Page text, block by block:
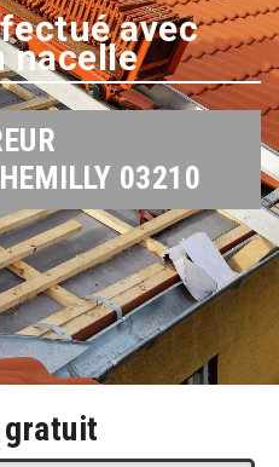
avec
nacelle
03210